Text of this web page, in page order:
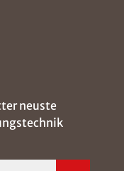
neuste